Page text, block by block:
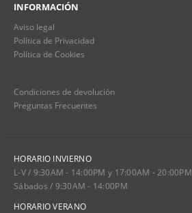
INFORMACIÓN
Aviso legal
Política de Privacidad
Política de Cookies
Condiciones de devolución
Preguntas Frecuentes
HORARIO INVIERNO
L-V / 9:30AM - 14:00PM y 17:00AM - 20:00PM
Sábados / 9:30AM - 14:00PM
HORARIO VERANO